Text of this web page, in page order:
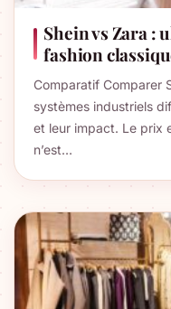
Shein vs Zara :
fashion
Comparatif Comparer
systèmes industriels
et leur impact. Le prix
n’est…